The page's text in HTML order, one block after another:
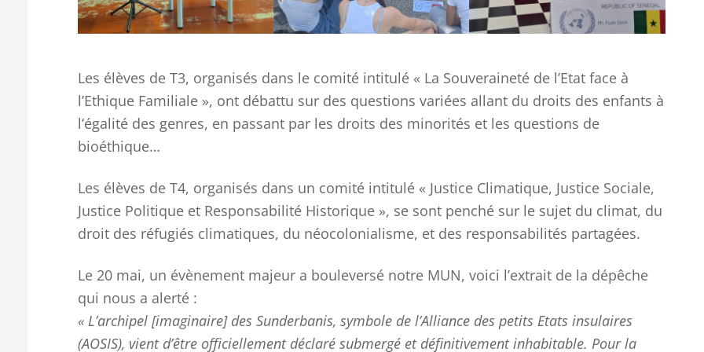
Les élèves de T3, organisés dans le comité intitulé « La Souveraineté de l’Etat face à
l’Ethique Familiale », ont débattu sur des questions variées allant du droits des enfants à
l’égalité des genres, en passant par les droits des minorités et les questions de
bioéthique…
Les élèves de T4, organisés dans un comité intitulé « Justice Climatique, Justice Sociale,
Justice Politique et Responsabilité Historique », se sont penché sur le sujet du climat, du
droit des réfugiés climatiques, du néocolonialisme, et des responsabilités partagées.
Le 20 mai, un évènement majeur a bouleversé notre MUN, voici l’extrait de la dépêche
qui nous a alerté :
« L’archipel [imaginaire] des Sunderbanis, symbole de l’Alliance des petits Etats insulaires
(AOSIS), vient d’être officiellement déclaré submergé et définitivement inhabitable. Pour la
Championnat
National UGSEL de
Natation
LYCÉE